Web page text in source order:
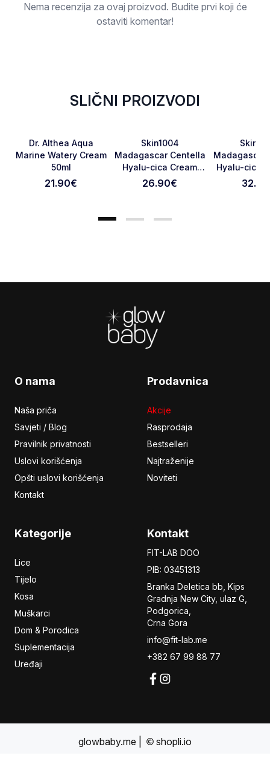
Nema recenzija za ovaj proizvod. Budite prvi koji će
ostaviti komentar!
SLIČNI PROIZVODI
Favorite
Dr. Althea Aqua
Marine Watery Cream
50ml
21.90€
Skin1004
Madagascar Centella
Hyalu-cica Cream
75ml
26.90€
Madagascar
Hyalu-cica
Sun Serum
32.90
O nama
Naša priča
Savjeti / Blog
Pravilnik privatnosti
Uslovi korišćenja
Opšti uslovi korišćenja
Kontakt
Prodavnica
Akcije
Rasprodaja
Bestselleri
Najtraženije
Noviteti
Kategorije
Lice
Tijelo
Kosa
Muškarci
Dom & Porodica
Suplementacija
Uređaji
Kontakt
FIT-LAB DOO
PIB: 03451313
Branka Deletica bb, Kips
Gradnja New City, ulaz G,
Podgorica,
Crna Gora
info@fit-lab.me
+382 67 99 88 77
glowbaby.me shopli.io